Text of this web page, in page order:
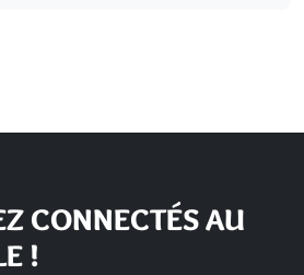
CONNECTÉS AU
!